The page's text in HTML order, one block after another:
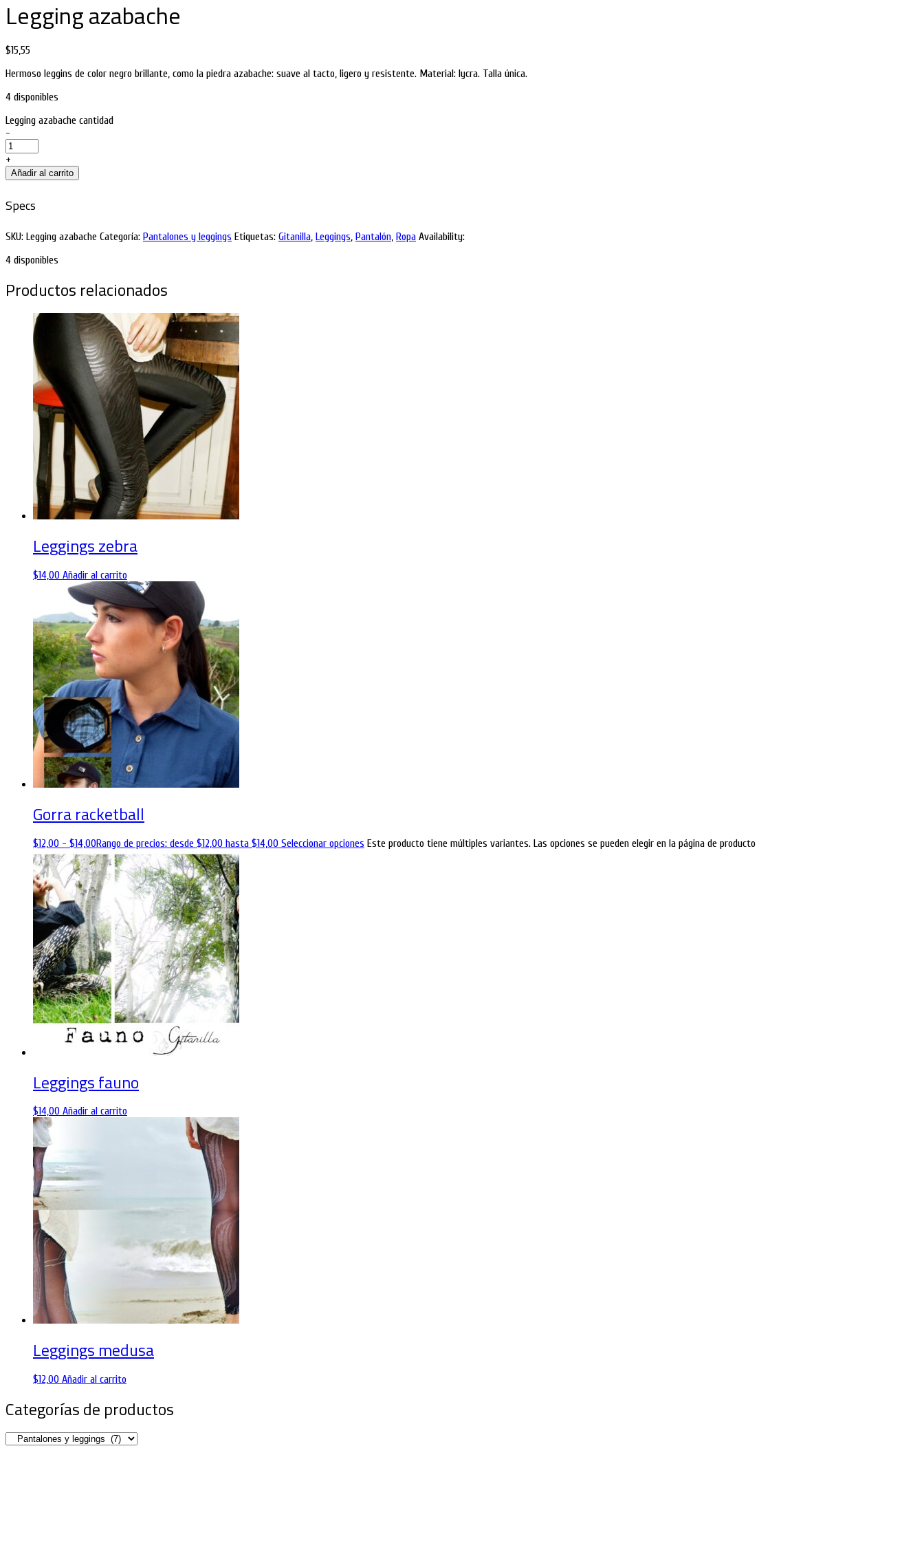
Legging azabache
$15,55
Hermoso leggins de color negro brillante, como la piedra azabache: suave al tacto, ligero y resistente. Material: lycra. Talla única.
4 disponibles
Legging azabache cantidad
-
+
Añadir al carrito
Specs
SKU: Legging azabache Categoría: Pantalones y leggings Etiquetas: Gitanilla, Leggings, Pantalón, Ropa Availability:
4 disponibles
Productos relacionados
Leggings zebra
$14,00 Añadir al carrito
Gorra racketball
$12,00 - $14,00Rango de precios: desde $12,00 hasta $14,00 Seleccionar opciones Este producto tiene múltiples variantes. Las opciones se pueden elegir en la página de producto
Leggings fauno
$14,00 Añadir al carrito
Leggings medusa
$12,00 Añadir al carrito
Categorías de productos